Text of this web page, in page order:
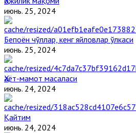
июнь. 25, 2024
Бепоён чўллар, кенг яйловлар ўлкаси
июнь. 25, 2024
Ҳаёт-мамот масаласи
июнь. 24, 2024
Қайтим
июнь. 24, 2024